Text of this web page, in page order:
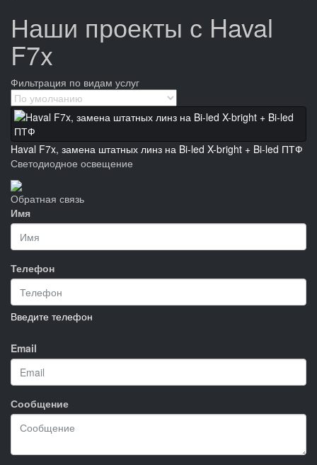
Наши проекты с Haval
F7x
Фильтрация по видам услуг
Haval F7x, замена штатных линз на Bi-led X-bright + Bi-led ПТФ
Светодиодное освещение
Обратная связь
Имя
Телефон
Введите телефон
Email
Сообщение